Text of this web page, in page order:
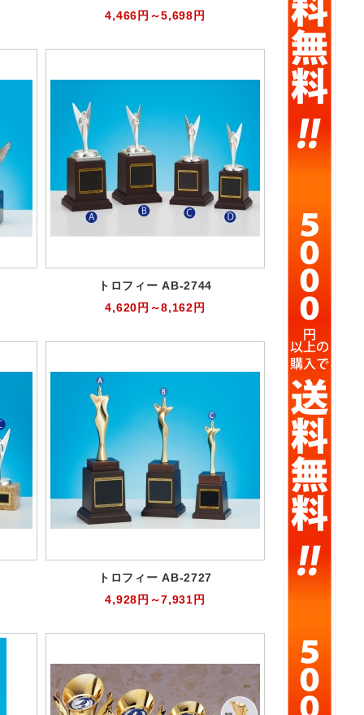
4,466円～5,698円
トロフィー AB-2744
4,620円～8,162円
トロフィー AB-2727
4,928円～7,931円